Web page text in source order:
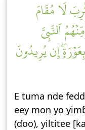
لَا مُقَامَ
ٱلنَّبِيَّ
إِن يُرِيدُونَ
E tuma nde
eey mon yo
(ɗoo), yiltitee